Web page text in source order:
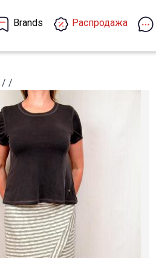
Brands Распродажа
/ /